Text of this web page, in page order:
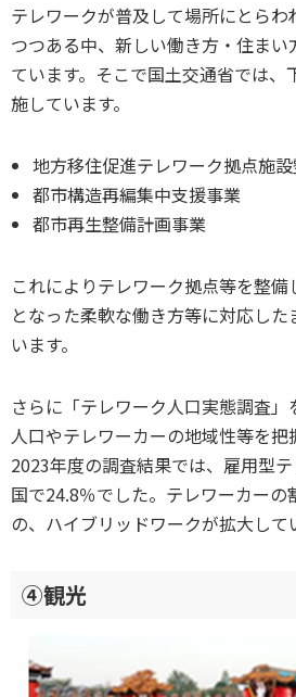
テレワークが普及して場所にとらわ
つつある中、新しい働き方・住ま
ています。そこで国土交通省では、
施しています。
地方移住促進テレワーク拠点施
都市構造再編集中支援事業
都市再生整備計画事業
これによりテレワーク拠点等を整
となった柔軟な働き方等に対応し
います。
さらに「テレワーク人口実態調査
人口やテレワーカーの地域性等を把
2023年度の調査結果では、雇用型
国で24.8％でした。テレワーカーの
の、ハイブリッドワークが拡大して
④観光